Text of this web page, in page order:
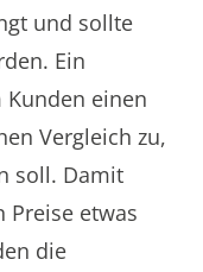
und sollte
Ein
einen
Vergleich zu,
soll. Damit
etwas
die